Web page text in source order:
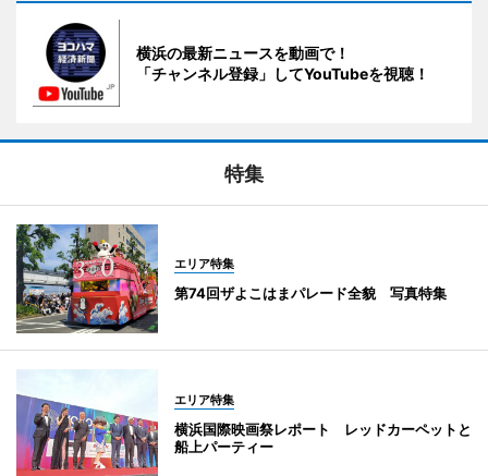
横浜の最新ニュースを動画で！
「チャンネル登録」してYouTubeを視聴！
特集
エリア特集
第74回ザよこはまパレード全貌 写真特集
エリア特集
横浜国際映画祭レポート レッドカーペットと
船上パーティー